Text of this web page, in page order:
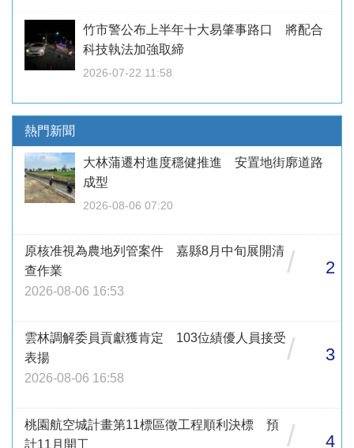
竹市警公布上半年十大易肇事路口 將配合
科技執法加強取締
2026-07-22 11:58
熱門新聞
大林蒲遷村進度穩健推進 安置地街廓道路
成型
2026-08-06 07:20
原核准視為農地列管案件 嘉縣8月中旬展開清
查作業
2026-08-06 16:53
/ 2
雲林調解委員貢獻獲肯定 103位績優人員接受
表揚
2026-08-06 16:58
/ 3
桃園航空城計畫第11標區徵工程順利決標 預
計11月開工
/ 4